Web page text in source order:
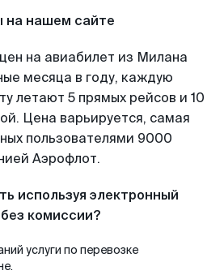
на нашем сайте
на авиабилет из Милана
месяца в году, каждую
летают 5 прямых рейсов и 10
Цена варьируется, самая
пользователями 9000
Аэрофлот.
используя электронный
комиссии?
услуги по перевозке